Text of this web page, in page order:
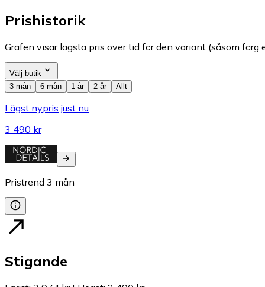
Prishistorik
Grafen visar lägsta pris över tid för den variant (såsom
Välj butik
3 mån
6 mån 1 år 2 år Allt
Lägst nypris just nu
3 490 kr
Pristrend 3 mån
Stigande